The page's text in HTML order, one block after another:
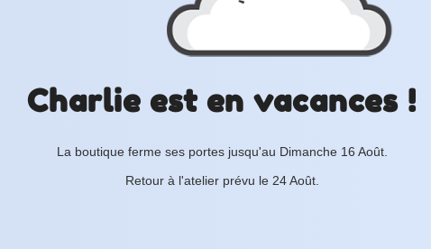
Charlie est en vacances !
La boutique ferme ses portes jusqu'au Dimanche 16 Août.
Retour à l'atelier prévu le 24 Août.